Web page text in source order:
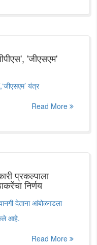
'जीएसएम'
यंत्र
Read More
प्रकल्पाला
निर्णय
देताना आंबोळगडला
केले आहे.
Read More